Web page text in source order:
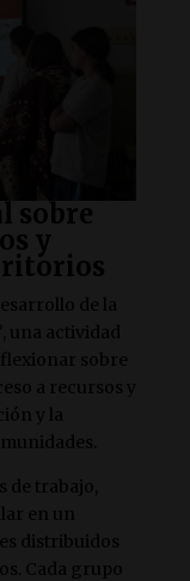
sobre
y
de la
, una actividad
sobre
a recursos y
y la
de trabajo,
en un
distribuidos
Cada grupo